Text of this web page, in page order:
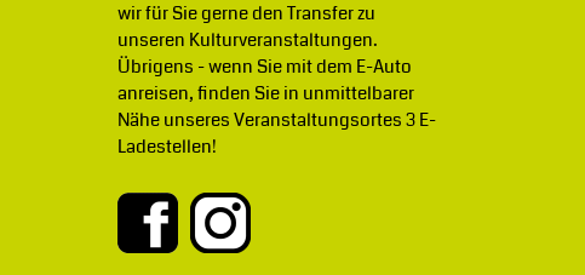
wir für Sie gerne den Transfer zu
unseren Kulturveranstaltungen.
Übrigens - wenn Sie mit dem E-Auto
anreisen, finden Sie in unmittelbarer
Nähe unseres Veranstaltungsortes 3 E-
Ladestellen!